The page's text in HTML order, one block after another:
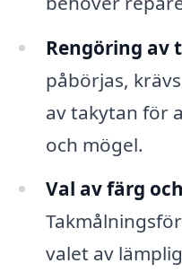
Rengöring av
påbörjas,
av takytan för
och mögel.
Val av färg
valet av